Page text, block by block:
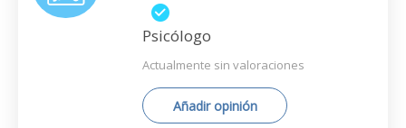
Psicólogo
Actualmente sin valoraciones
Añadir opinión